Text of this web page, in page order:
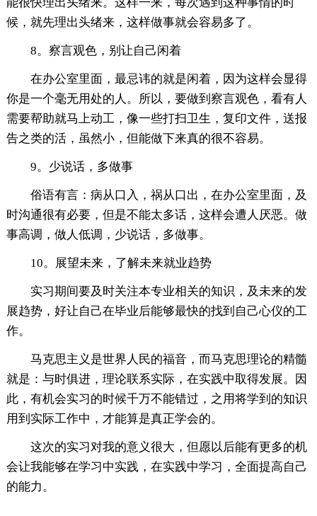
候，就先理出头绪来，这样做事就会容易多了。
8。察言观色，别让自己闲着
在办公室里面，最忌讳的就是闲着，因为这样会显得
你是一个毫无用处的人。所以，要做到察言观色，看有人
需要帮助就马上动工，像一些打扫卫生，复印文件，送报
告之类的活，虽然小，但能做下来真的很不容易。
9。少说话，多做事
俗语有言：病从口入，祸从口出，在办公室里面，及
时沟通很有必要，但是不能太多话，这样会遭人厌恶。做
事高调，做人低调，少说话，多做事。
10。展望未来，了解未来就业趋势
实习期间要及时关注本专业相关的知识，及未来的发
展趋势，好让自己在毕业后能够最快的找到自己心仪的工
作。
马克思主义是世界人民的福音，而马克思理论的精髓
就是：与时俱进，理论联系实际，在实践中取得发展。因
此，有机会实习的时候千万不能错过，之用将学到的知识
用到实际工作中，才能算是真正学会的。
这次的实习对我的意义很大，但愿以后能有更多的机
会让我能够在学习中实践，在实践中学习，全面提高自己
的能力。